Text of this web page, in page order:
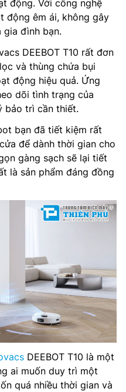
động. Với công nghệ
động êm ái, không gây
gia đình bạn.
DEEBOT T10 rất đơn
và thùng chứa bụi
động hiệu quả. Ứng
dõi tình trạng của
bảo trì cần thiết.
bạn đã tiết kiệm rất
để dành thời gian cho
gàng sạch sẽ lại tiết
là sản phẩm đáng đồng
DEEBOT T10 là một
ai muốn duy trì một
quá nhiều thời gian và